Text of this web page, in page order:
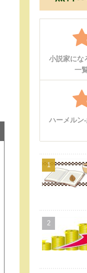
小説家にな
一
ハーメルン